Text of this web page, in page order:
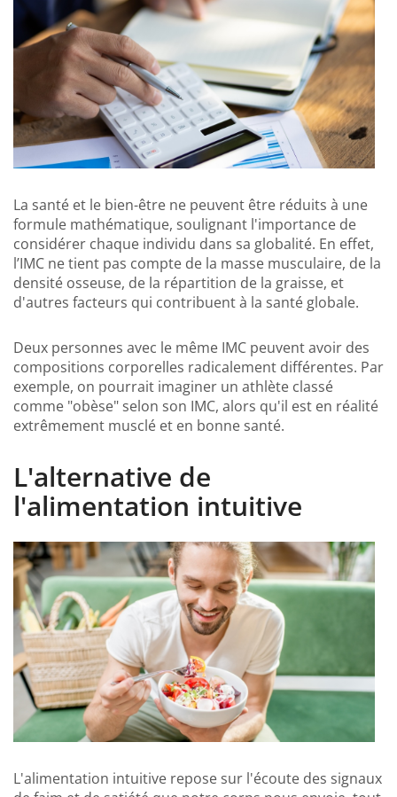
La santé et le bien-être ne peuvent être réduits à une
formule mathématique, soulignant l'importance de
considérer chaque individu dans sa globalité. En effet,
l’IMC ne tient pas compte de la masse musculaire, de la
densité osseuse, de la répartition de la graisse, et
d'autres facteurs qui contribuent à la santé globale.
Deux personnes avec le même IMC peuvent avoir des
compositions corporelles radicalement différentes. Par
exemple, on pourrait imaginer un athlète classé
comme "obèse" selon son IMC, alors qu'il est en réalité
extrêmement musclé et en bonne santé.
L'alternative de
l'alimentation intuitive
L'alimentation intuitive repose sur l'écoute des signaux